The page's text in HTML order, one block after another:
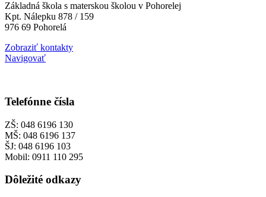
Základná škola s materskou školou v Pohorelej
Kpt. Nálepku 878 / 159
976 69 Pohorelá
Zobraziť kontakty
Navigovať
Telefónne čísla
ZŠ: 048 6196 130
MŠ: 048 6196 137
ŠJ: 048 6196 103
Mobil: 0911 110 295
Dôležité odkazy